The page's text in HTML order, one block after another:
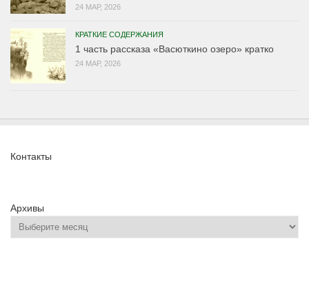
24 МАР, 2026
КРАТКИЕ СОДЕРЖАНИЯ
1 часть рассказа «Васюткино озеро» кратко
24 МАР, 2026
Контакты
Архивы